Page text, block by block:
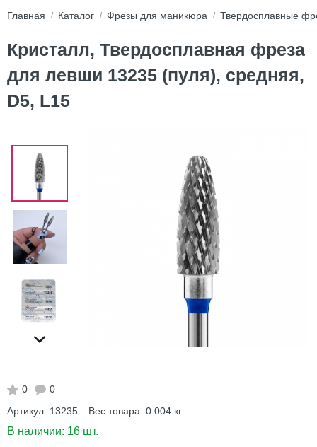
Главная Каталог Фрезы для маникюра Твердосплавные
Кристалл, Твердосплавная фреза
для левши 13235 (пуля), средняя,
D5, L15
0
0
Артикул: 13235 Вес товара: 0.004 кг.
В наличии: 16 шт.